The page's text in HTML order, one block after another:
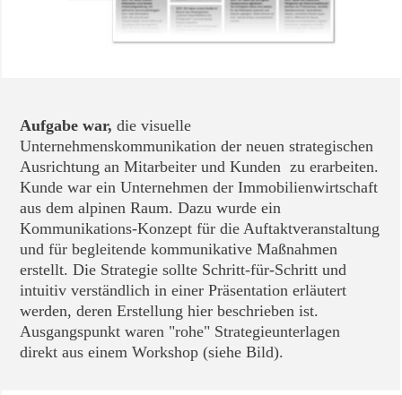
Aufgabe war, die visuelle
Unternehmenskommunikation der neuen strategischen
Ausrichtung an Mitarbeiter und Kunden zu erarbeiten.
Kunde war ein Unternehmen der Immobilienwirtschaft
aus dem alpinen Raum. Dazu wurde ein
Kommunikations-Konzept für die Auftaktveranstaltung
und für begleitende kommunikative Maßnahmen
erstellt. Die Strategie sollte Schritt-für-Schritt und
intuitiv verständlich in einer Präsentation erläutert
werden, deren Erstellung hier beschrieben ist.
Ausgangspunkt waren "rohe" Strategieunterlagen
direkt aus einem Workshop (siehe Bild).